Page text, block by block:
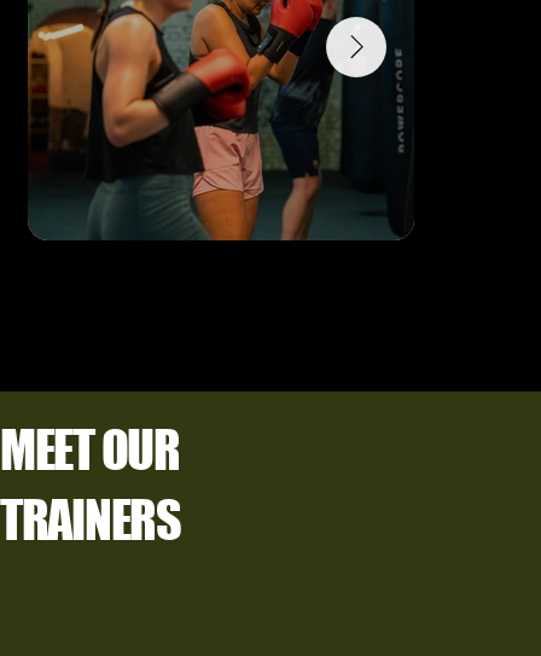
MEET OUR
TRAINERS